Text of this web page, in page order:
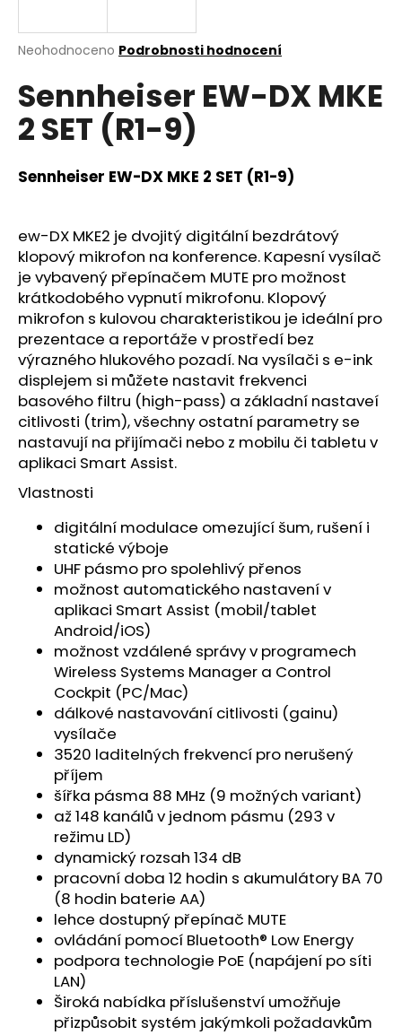
Průměrné
produktu
je
0,0
z
hvězdiček.
Neohodnoceno Podrobnosti hodnocení
Sennheiser EW-DX MKE
2 SET (R1-9)
Sennheiser EW-DX MKE 2 SET (R1-9)
ew-DX MKE2 je dvojitý digitální bezdrátový
klopový mikrofon na konference. Kapesní vysílač
je vybavený přepínačem MUTE pro možnost
krátkodobého vypnutí mikrofonu. Klopový
mikrofon s kulovou charakteristikou je ideální pro
prezentace a reportáže v prostředí bez
výrazného hlukového pozadí. Na vysílači s e-ink
displejem si můžete nastavit frekvenci
basového filtru (high-pass) a základní nastaveí
citlivosti (trim), všechny ostatní parametry se
nastavují na přijímači nebo z mobilu či tabletu v
aplikaci Smart Assist.
Vlastnosti
digitální modulace omezující šum, rušení i
statické výboje
UHF pásmo pro spolehlivý přenos
možnost automatického nastavení v
aplikaci Smart Assist (mobil/tablet
Android/iOS)
možnost vzdálené správy v programech
Wireless Systems Manager a Control
Cockpit (PC/Mac)
dálkové nastavování citlivosti (gainu)
vysílače
3520 laditelných frekvencí pro nerušený
příjem
šířka pásma 88 MHz (9 možných variant)
až 148 kanálů v jednom pásmu (293 v
režimu LD)
dynamický rozsah 134 dB
pracovní doba 12 hodin s akumulátory BA 70
(8 hodin baterie AA)
lehce dostupný přepínač MUTE
ovládání pomocí Bluetooth® Low Energy
podpora technologie PoE (napájení po síti
LAN)
Široká nabídka příslušenství umožňuje
přizpůsobit systém jakýmkoli požadavkům
j
t
?
D
o
p
o
r
u
č
u
j
e
m
e